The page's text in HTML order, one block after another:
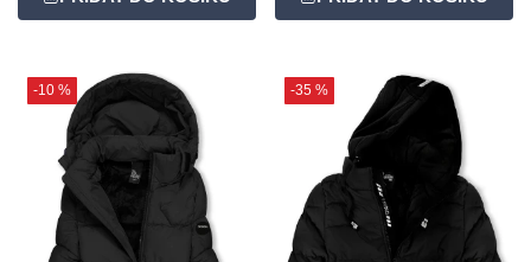
-10 % -35 %